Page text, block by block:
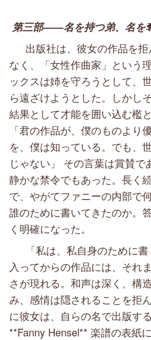
第三部――名を持つ弟、名を
出版社は、彼女の作品を拒
なく、「女性作曲家」という
ックスは姉を守ろうとして、
ら遠ざけようとした。しかし
結果として才能を囲い込む檻
「君の作品が、僕のものより
を、僕は知っている。でも、
じゃない」 その言葉は賞賛で
静かな禁令でもあった。長く
で、やがてファニーの内部で
誰のために書いてきたのか。
く明確になった。
「私は、私自身のために書
入ってからの作品には、それ
さが現れる。和声は深く、構
み、感情は隠されることを拒
に彼女は、自らの名で出版す
**Fanny Hensel** 楽譜の表紙